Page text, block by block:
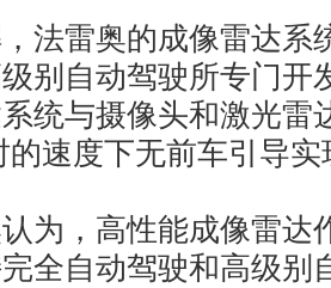
法雷奥的成像雷达系
别自动驾驶所专门开
统与摄像头和激光雷
的速度下无前车引导
为，高性能成像雷达
全自动驾驶和高级别